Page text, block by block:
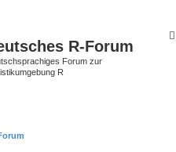
R-Forum
Forum zur
R